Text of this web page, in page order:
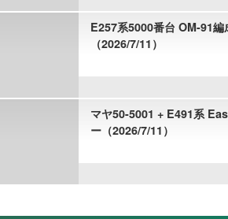
E257系5000番台 OM-91編
（2026/7/11）
マヤ50-5001 + E491系
ー（2026/7/11）